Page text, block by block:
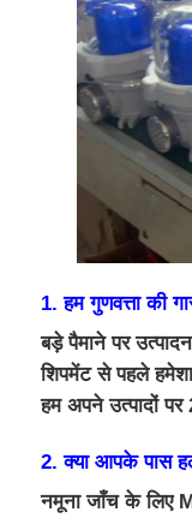
1. हम गुणवत्ता की
बड़े पैमाने पर
शिपमेंट से पहले हमेशा
हम अपने उत्पादों
2. क्या आपके पास
नमूना जाँच के लिए